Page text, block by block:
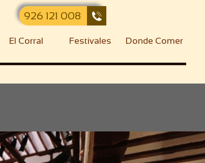
El Corral Festivales Donde Comer
926 121 008 